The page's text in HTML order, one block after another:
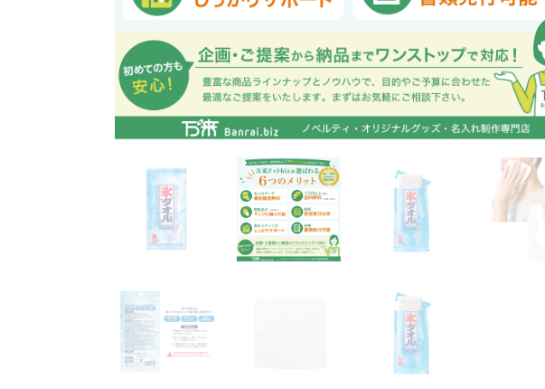
植物栽培セット その他
キッチングッズ全般 キッチンツール
ボウル・プレート
スポンジ・ペーパー・ク
ロス
防災・防犯グッズ全般 防災グッズ
ライト・ランタン
美容・健康グッズ全般 入浴剤
マスクケース 健康グッズ
除菌・感染対策グッズ
全般
マスク
抗菌グッズ 石鹸・洗剤
タオル・ハンカチ
タオル・ハンカチ全般
うちわ・扇子・ファン
般
ファン
ッズ全般
ひんやりグッズ全般
あったかグッズ
あったかグッズ全般
靴下
お菓子・食品・飲料
お菓子・食品・飲料全般
女性向け抽選会セット 季節の抽選会セット
季節のグッズ全般 春のノベルティ
地球にやさしいエコグッズ エココレ（おしゃれなエコ
展示会向けバッグ特集
体育祭・文化祭・運動会におす
すめのノベルティ オリジナルグ
ッズ